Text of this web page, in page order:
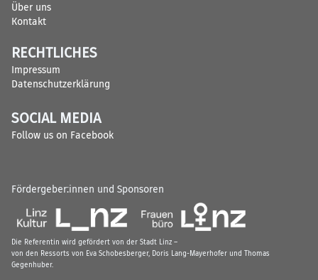
Über uns
Kontakt
RECHTLICHES
Impressum
Datenschutzerklärung
SOCIAL MEDIA
Follow us on Facebook
Fördergeber:innen und Sponsoren
Die Referentin wird gefördert von der Stadt Linz –
von den Ressorts von Eva Schobesberger, Doris Lang-Mayerhofer und Thomas
Gegenhuber.